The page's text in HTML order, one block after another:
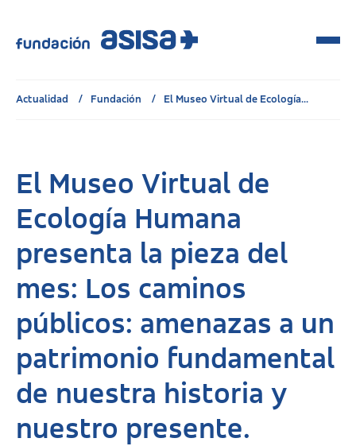
Actualidad Fundación El Museo Virtual de Ecología...
El Museo Virtual de
Ecología Humana
presenta la pieza del
mes: Los caminos
públicos: amenazas a un
patrimonio fundamental
de nuestra historia y
nuestro presente.